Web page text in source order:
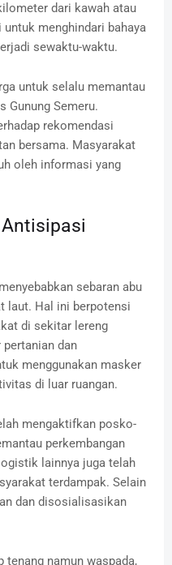
dari kawah atau
untuk menghindari bahaya
sewaktu-waktu.
untuk selalu memantau
Semeru.
rekomendasi
bersama. Masyarakat
oleh informasi yang
sebaran abu
laut. Hal ini berpotensi
di sekitar lereng
dan
menggunakan masker
di luar ruangan.
mengaktifkan posko-
perkembangan
lainnya juga telah
terdampak. Selain
dan disosialisasikan
namun waspada,